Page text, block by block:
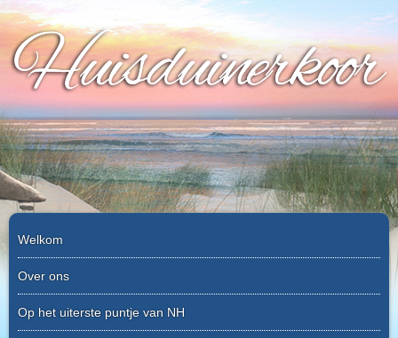
Skip
to
content
Welkom
Over ons
Op het uiterste puntje van NH